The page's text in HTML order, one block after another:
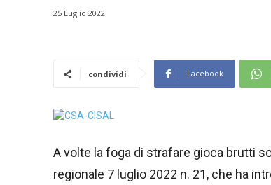
25 Luglio 2022
condividi Facebook
A volte la foga di strafare gioca brutti
regionale 7 luglio 2022 n. 21, che ha